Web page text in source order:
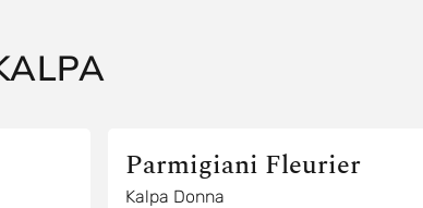
Parmigiani Fleurier
Kalpa Donna